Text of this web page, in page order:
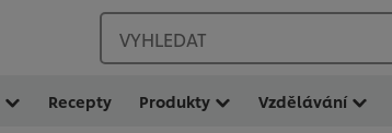
VYHLEDAT
Recepty Produkty Vzdělávání